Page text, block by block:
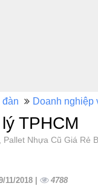
đàn Doanh nghiệp
TPHCM
Nhựa Cũ Giá Rẻ
11/2018 | 4788